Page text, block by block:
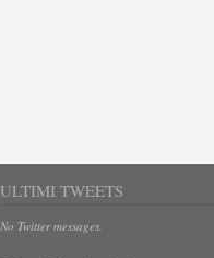
ULTIMI TWEETS
No Twitter messages.